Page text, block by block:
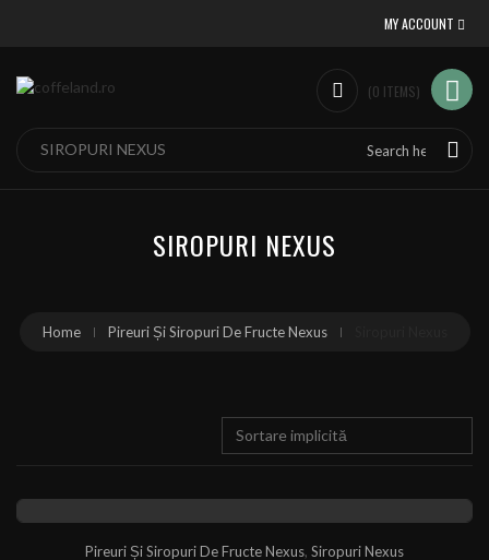
MY ACCOUNT
(0 ITEMS)
SIROPURI NEXUS
Home Pireuri Și Siropuri De Fructe Nexus
Pireuri Și Siropuri De Fructe Nexus, Siropuri Nexus